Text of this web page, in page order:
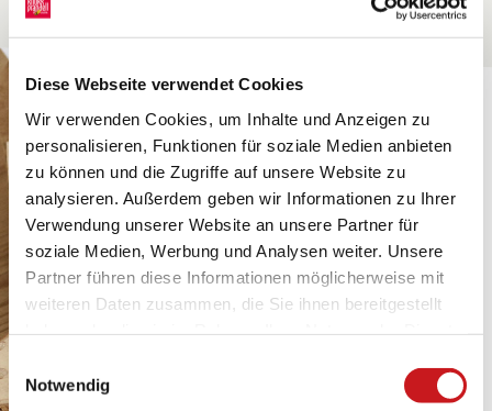
Diese Webseite verwendet Cookies
Wir verwenden Cookies, um Inhalte und Anzeigen zu
personalisieren, Funktionen für soziale Medien anbieten
zu können und die Zugriffe auf unsere Website zu
analysieren. Außerdem geben wir Informationen zu Ihrer
Verwendung unserer Website an unsere Partner für
soziale Medien, Werbung und Analysen weiter. Unsere
Partner führen diese Informationen möglicherweise mit
weiteren Daten zusammen, die Sie ihnen bereitgestellt
Datenschutzhinweisen
mehr darüber, wer wir sind, wie
Notwendig